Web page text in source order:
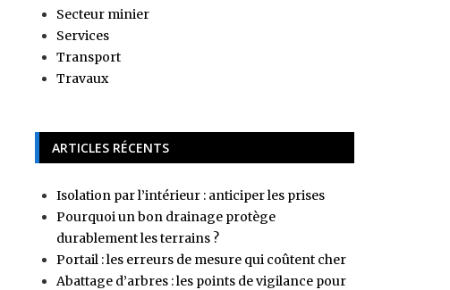
Secteur minier
Services
Transport
Travaux
ARTICLES RÉCENTS
Isolation par l’intérieur : anticiper les prises
Pourquoi un bon drainage protège
durablement les terrains ?
Portail : les erreurs de mesure qui coûtent cher
Abattage d’arbres : les points de vigilance pour